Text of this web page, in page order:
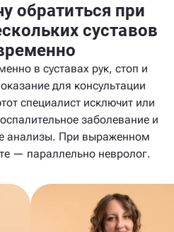
обратиться при
суставов
в суставах рук, стоп и
для консультации
специалист исключит или
заболевание и
анализы. При выраженном
— параллельно невролог.